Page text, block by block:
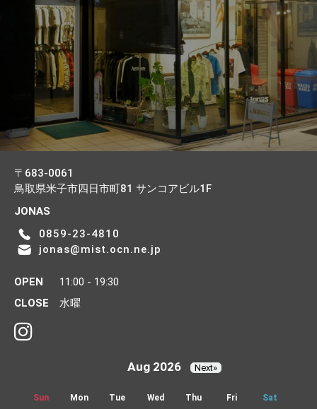
〒683-0061
鳥取県米子市四日市町81 サンコアビル1F
JONAS
0859-23-4810
jonas@mist.ocn.ne.jp
OPEN
11:00 - 19:30
CLOSE
水曜
Aug 2026 Next»
Sun Mon Tue Wed Thu Fri Sat